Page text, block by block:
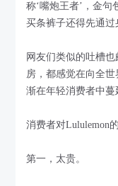
称‘嘴炮王者’，金句
买条裤子还得先通过
网友们类似的吐槽
房，都感觉在向全
渐在年轻消费者中蔓
消费者对Lululemon
第一，太贵。